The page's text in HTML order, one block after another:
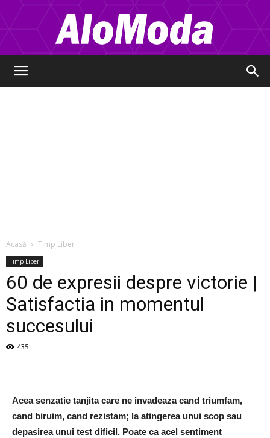
Acasă Timp Liber
Timp Liber
60 de expresii despre victorie |
Satisfactia in momentul
succesului
435
Acea senzatie tanjita care ne invadeaza cand triumfam,
cand biruim, cand rezistam; la atingerea unui scop sau
depasirea unui test dificil. Poate ca acel sentiment